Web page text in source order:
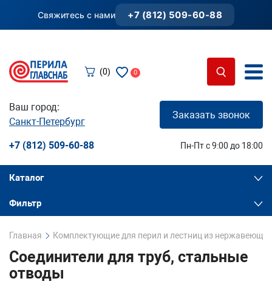
Свяжитесь с нами +7 (812) 509-60-88
(0) 0
Ваш город:
Санкт-Петербург
Заказать звонок
+7 (812) 509-60-88 Пн-Пт с 9:00 до 18:00
Каталог
Фильтр
Главная Комплектующие для перил и лестниц из
Соединители для труб, стальные
отводы